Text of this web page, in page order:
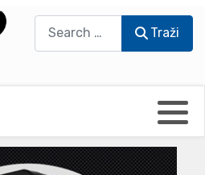
Traži